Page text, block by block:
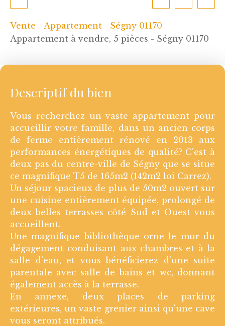
Vente Appartement
Ségny 01170
Appartement à vendre, 5 pièces - Ségny 01170
Descriptif du bien
Vous recherchez un vaste appartement pour
accueillir votre famille, dans un ancien corps
de ferme entièrement rénové en 2013 aux
performances énergétiques de qualité? C'est à
deux pas du centre-ville de Ségny que se situe
ce magnifique T5 de 165m2 (142m2 loi Carrez).
Un séjour spacieux de plus de 50m2 ouvert sur
une cuisine entièrement équipée, prolongé de
deux belles terrasses côté Sud et Ouest vous
accueillent.
Une magnifique bibliothèque orne le mur du
dégagement conduisant aux chambres et à la
salle d'eau, et vous bénéficierez d'une suite
parentale avec salle de bains et wc, donnant
également accès à la terrasse.
En annexe, deux places de parking
extérieures, un vaste grenier ainsi qu'une cave
vous seront attribués.